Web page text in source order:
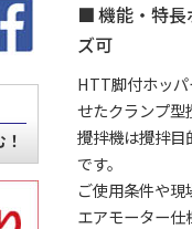
機能・特
ズ可
HTT脚付ホッパ
せたクランプ型
攪拌機は攪拌目
です。
ご使用条件や現
エアモーター仕